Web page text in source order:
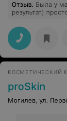
Отзыв. Была у
результат)
отличии от тех
шаг)
КОСМЕТИЧЕСКИЙ
proSkin
Могилев, ул.